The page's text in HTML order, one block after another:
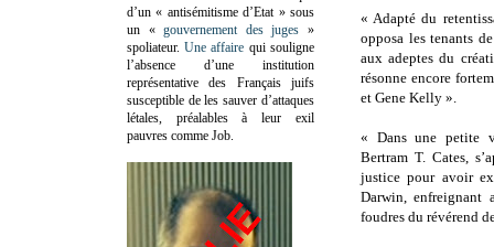
« Adapté du
opposa les tenants
aux adeptes du
résonne encore
et Gene Kelly ».
« Dans une petite
Bertram T. Cates,
justice pour avoir
Darwin, enfreignant
foudres du révérend
d’un « antisémitisme d’Etat » sous
un «gouvernement des juges »
spoliateur.Une affaire qui souligne
l’absence d’une institution
représentative des Français juifs
susceptible de les sauver d’attaques
létales, préalables à leur exil
pauvres comme Job.